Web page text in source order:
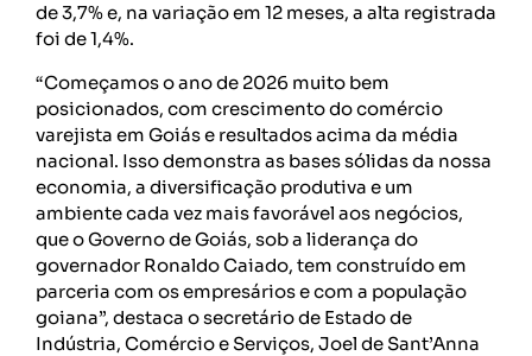
de 3,7% e, na variação em 12 meses, a alta registrada
foi de 1,4%.
“Começamos o ano de 2026 muito bem
posicionados, com crescimento do comércio
varejista em Goiás e resultados acima da média
nacional. Isso demonstra as bases sólidas da nossa
economia, a diversificação produtiva e um
ambiente cada vez mais favorável aos negócios,
que o Governo de Goiás, sob a liderança do
governador Ronaldo Caiado, tem construído em
parceria com os empresários e com a população
goiana”, destaca o secretário de Estado de
Indústria, Comércio e Serviços, Joel de Sant’Anna